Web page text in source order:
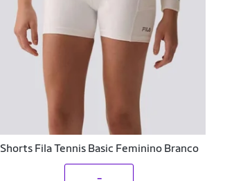
Shorts Fila Tennis Basic Feminino Branco